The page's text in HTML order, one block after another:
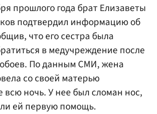
прошлого года брат Елизаветы
подтвердил информацию об
что его сестра была
в медучреждение после
По данным СМИ, жена
со своей матерью
всю ночь. У нее был сломан нос,
ей первую помощь.